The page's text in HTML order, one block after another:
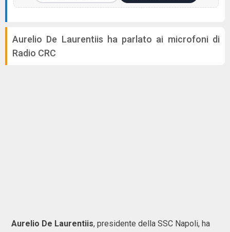
Aurelio De Laurentiis ha parlato ai microfoni di
Radio CRC
Aurelio De Laurentiis, presidente della SSC Napoli, ha